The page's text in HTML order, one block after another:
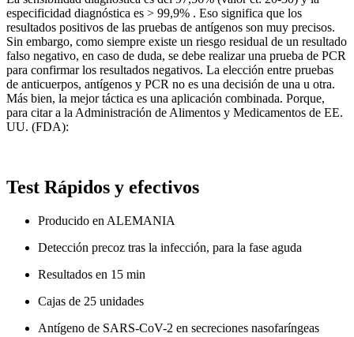
especificidad diagnóstica es > 99,9% . Eso significa que los
resultados positivos de las pruebas de antígenos son muy precisos.
Sin embargo, como siempre existe un riesgo residual de un resultado
falso negativo, en caso de duda, se debe realizar una prueba de PCR
para confirmar los resultados negativos. La elección entre pruebas
de anticuerpos, antígenos y PCR no es una decisión de una u otra.
Más bien, la mejor táctica es una aplicación combinada. Porque,
para citar a la Administración de Alimentos y Medicamentos de EE.
UU. (FDA):
Test Rápidos y efectivos
Producido en ALEMANIA
Detección precoz tras la infección, para la fase aguda
Resultados en 15 min
Cajas de 25 unidades
Antígeno de SARS-CoV-2 en secreciones nasofaríngeas